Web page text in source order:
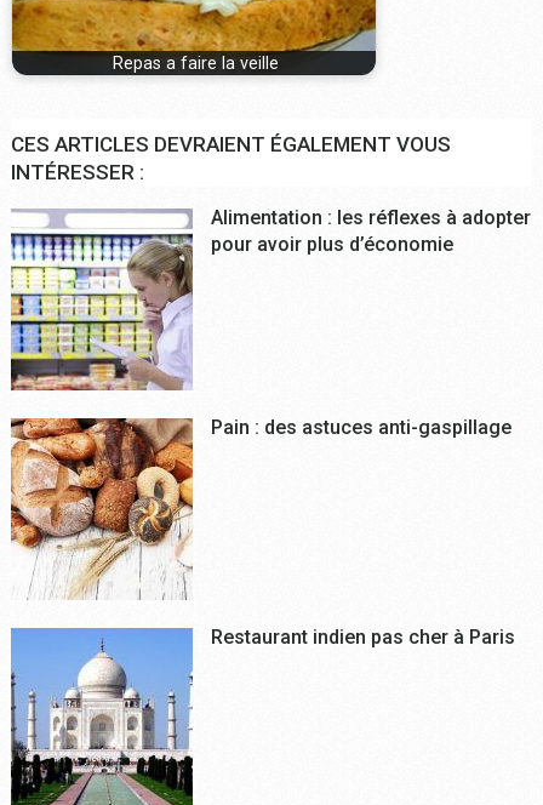
Repas a faire la veille
CES ARTICLES DEVRAIENT ÉGALEMENT VOUS
INTÉRESSER :
Alimentation : les réflexes à adopter
pour avoir plus d’économie
Pain : des astuces anti-gaspillage
Restaurant indien pas cher à Paris